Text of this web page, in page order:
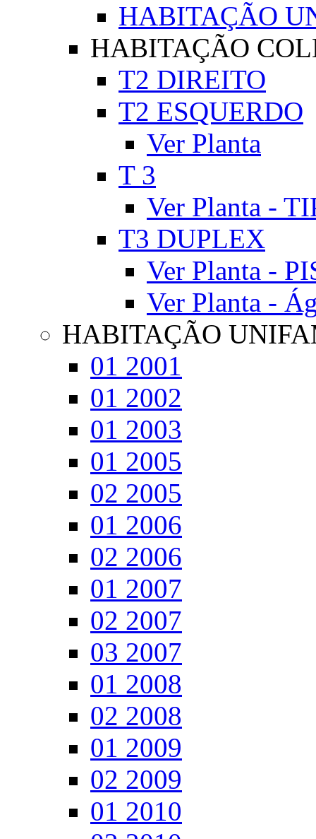
HABITAÇÃO
HABITAÇÃO
T2 DIREITO
T2 ESQUERDO
Ver Planta
T 3
Ver Planta -
T3 DUPLEX
Ver Planta -
Ver Planta -
HABITAÇÃO
01 2001
01 2002
01 2003
01 2005
02 2005
01 2006
02 2006
01 2007
02 2007
03 2007
01 2008
02 2008
01 2009
02 2009
01 2010